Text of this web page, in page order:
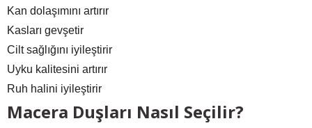
Kan dolaşımını artırır
Kasları gevşetir
Cilt sağlığını iyileştirir
Uyku kalitesini artırır
Ruh halini iyileştirir
Macera Duşları Nasıl Seçilir?